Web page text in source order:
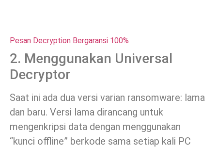
Pesan Decryption Bergaransi 100%
2. Menggunakan Universal
Decryptor
Saat ini ada dua versi varian ransomware: lama
dan baru. Versi lama dirancang untuk
mengenkripsi data dengan menggunakan
“kunci offline” berkode sama setiap kali PC